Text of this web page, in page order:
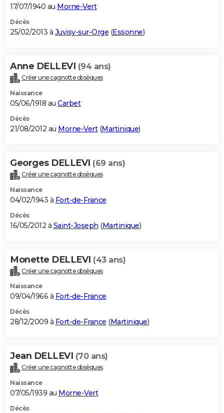
17/07/1940 au Morne-Vert
Décès
25/02/2013 à Juvisy-sur-Orge (Essonne)
Anne DELLEVI (94 ans)
Créer une cagnotte obsèques
Naissance
05/06/1918 au Carbet
Décès
21/08/2012 au Morne-Vert(Martinique)
Georges DELLEVI (69 ans)
Créer une cagnotte obsèques
Naissance
04/02/1943 à Fort-de-France
Décès
16/05/2012 à Saint-Joseph (Martinique)
Monette DELLEVI (43 ans)
Créer une cagnotte obsèques
Naissance
09/04/1966 à Fort-de-France
Décès
28/12/2009 à Fort-de-France (Martinique)
Jean DELLEVI (70 ans)
Créer une cagnotte obsèques
Naissance
07/05/1939 au Morne-Vert
Décès